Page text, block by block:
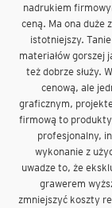
nadrukiem
ceną. Ma ona duże
istotniejszy.
materiałów gorszej
też dobrze służy.
cenową, ale
graficznym,
firmową to produkty
profesjonalny,
wykonanie z
uwadze to, że
grawerem
zmniejszyć koszty